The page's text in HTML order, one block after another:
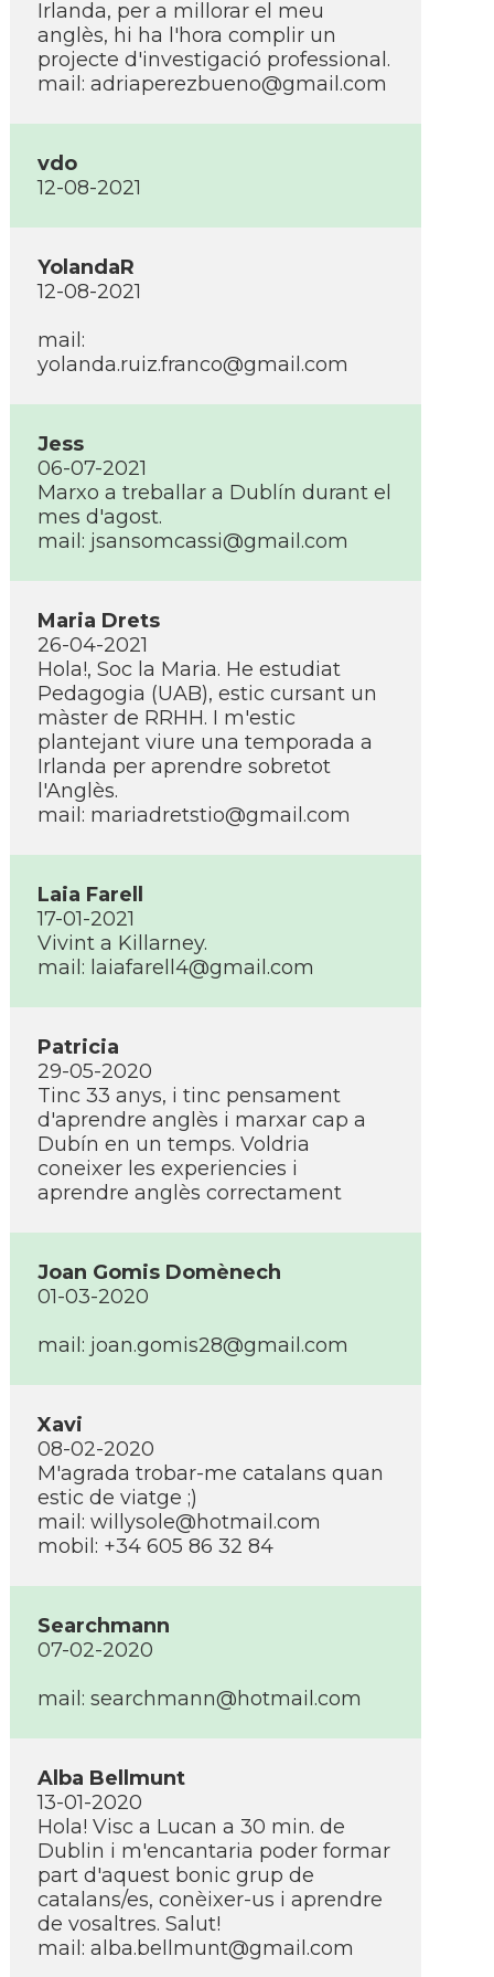
Irlanda, per a millorar el meu
anglès, hi ha l'hora complir un
projecte d'investigació professional.
mail: adriaperezbueno@gmail.com
vdo
12-08-2021
YolandaR
12-08-2021
mail:
yolanda.ruiz.franco@gmail.com
Jess
06-07-2021
Marxo a treballar a Dublí­n durant el
mes d'agost.
mail: jsansomcassi@gmail.com
Maria Drets
26-04-2021
Hola!, Soc la Maria. He estudiat
Pedagogia (UAB), estic cursant un
màster de RRHH. I m'estic
plantejant viure una temporada a
Irlanda per aprendre sobretot
l'Anglès.
mail: mariadretstio@gmail.com
Laia Farell
17-01-2021
Vivint a Killarney.
mail: laiafarell4@gmail.com
Patricia
29-05-2020
Tinc 33 anys, i tinc pensament
d'aprendre anglès i marxar cap a
Dubín en un temps. Voldria
coneixer les experiencies i
aprendre anglès correctament
Joan Gomis Domènech
01-03-2020
mail: joan.gomis28@gmail.com
Xavi
08-02-2020
M'agrada trobar-me catalans quan
estic de viatge ;)
mail: willysole@hotmail.com
mobil: +34 605 86 32 84
Searchmann
07-02-2020
mail: searchmann@hotmail.com
Alba Bellmunt
13-01-2020
Hola! Visc a Lucan a 30 min. de
Dublin i m'encantaria poder formar
part d'aquest bonic grup de
catalans/es, conèixer-us i aprendre
de vosaltres. Salut!
mail: alba.bellmunt@gmail.com